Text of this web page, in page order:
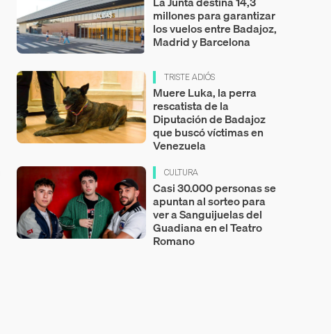
millones para garantizar
los vuelos entre Badajoz,
Madrid y Barcelona
TRISTE ADIÓS
Muere Luka, la perra
rescatista de la
Diputación de Badajoz
que buscó víctimas en
Venezuela
CULTURA
Casi 30.000 personas se
apuntan al sorteo para
ver a Sanguijuelas del
Guadiana en el Teatro
Romano